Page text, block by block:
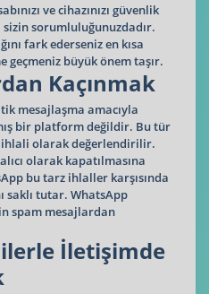
ve cihazınızı güvenlik
sorumluluğunuzdadır.
fark ederseniz en kısa
geçmeniz büyük önem taşır.
Kaçınmak
mesajlaşma amacıyla
bir platform değildir. Bu tür
ihlali olarak değerlendirilir.
olarak kapatılmasına
bu tarz ihlaller karşısında
saklı tutar. WhatsApp
spam mesajlardan
İletişimde